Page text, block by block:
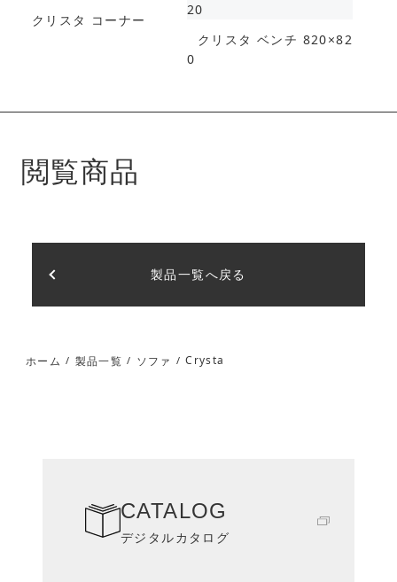
クリスタ コーナー
クリスタ ベンチ 820×82
0
閲覧商品
製品一覧へ戻る
ホーム / 製品一覧 / ソファ / Crysta
CATALOG
デジタルカタログ